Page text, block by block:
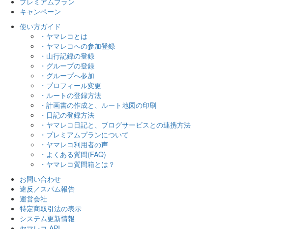
キャンペーン
使い方ガイド
・ヤマレコとは
・ヤマレコへの参加登録
・山行記録の登録
・グループの登録
・グループへ参加
・プロフィール変更
・ルートの登録方法
・計画書の作成と、ルート地図の印刷
・日記の登録方法
・ヤマレコ日記と、ブログサービスとの連携方法
・プレミアムプランについて
・ヤマレコ利用者の声
・よくある質問(FAQ)
・ヤマレコ質問箱とは？
お問い合わせ
違反／スパム報告
運営会社
特定商取引法の表示
システム更新情報